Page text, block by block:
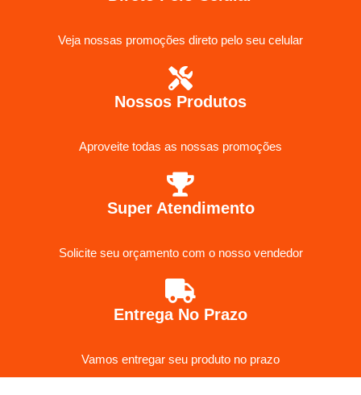
Veja nossas promoções direto pelo seu celular
Nossos Produtos
Aproveite todas as nossas promoções
Super Atendimento
Solicite seu orçamento com o nosso vendedor
Entrega No Prazo
Vamos entregar seu produto no prazo